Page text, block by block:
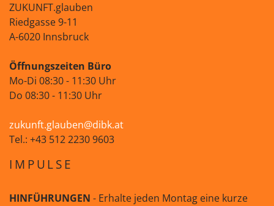
ZUKUNFT.glauben
Riedgasse 9-11
A-6020 Innsbruck
Öffnungszeiten Büro
Mo-Di 08:30 - 11:30 Uhr
Do 08:30 - 11:30 Uhr
zukunft.glauben@dibk.at
Tel.: +43 512 2230 9603
IMPULSE
HINFÜHRUNGEN - Erhalte jeden Montag eine kurze